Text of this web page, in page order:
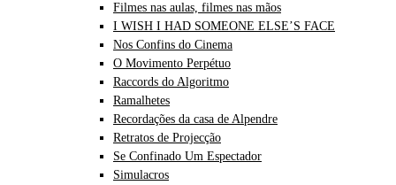
Filmes nas aulas, filmes nas mãos
I WISH I HAD SOMEONE ELSE’S FACE
Nos Confins do Cinema
O Movimento Perpétuo
Raccords do Algoritmo
Ramalhetes
Recordações da casa de Alpendre
Retratos de Projecção
Se Confinado Um Espectador
Simulacros